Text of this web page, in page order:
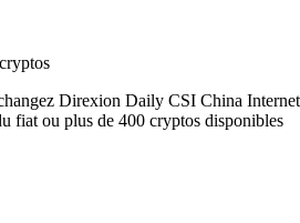
Direxion Daily CSI China Internet
fiat ou plus de 400 cryptos disponibles